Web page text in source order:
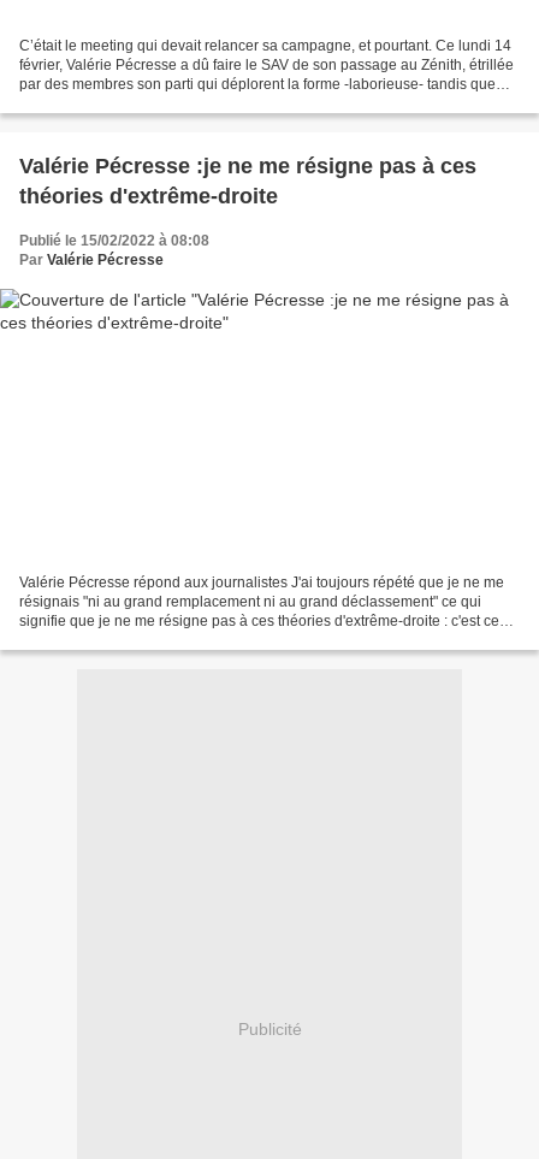
C’était le meeting qui devait relancer sa campagne, et pourtant. Ce lundi 14
février, Valérie Pécresse a dû faire le SAV de son passage au Zénith, étrillée
par des membres son parti qui déplorent la forme -laborieuse- tandis que
Valérie Pécresse :je ne me résigne pas à ces
théories d'extrême-droite
Publié le 15/02/2022 à 08:08
Par Valérie Pécresse
Valérie Pécresse répond aux journalistes J'ai toujours répété que je ne me
résignais "ni au grand remplacement ni au grand déclassement" ce qui
signifie que je ne me résigne pas à ces théories d'extrême-droite : c'est ce
Publicité